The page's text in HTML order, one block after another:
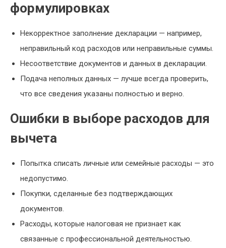
формулировках
Некорректное заполнение декларации — например,
неправильный код расходов или неправильные суммы.
Несоответствие документов и данных в декларации.
Подача неполных данных — лучше всегда проверить,
что все сведения указаны полностью и верно.
Ошибки в выборе расходов для
вычета
Попытка списать личные или семейные расходы — это
недопустимо.
Покупки, сделанные без подтверждающих
документов.
Расходы, которые налоговая не признает как
связанные с профессиональной деятельностью.